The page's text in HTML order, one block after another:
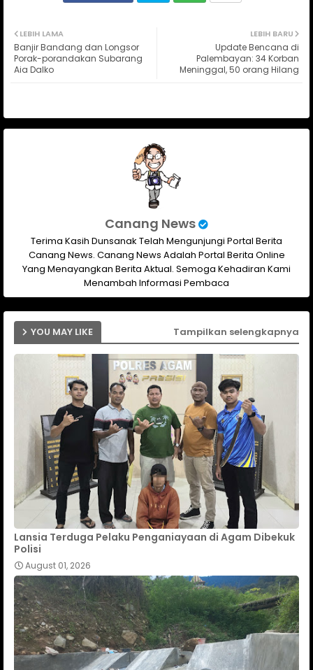
LEBIH BARU
Update Bencana di
Palembayan: 34 Korban
Meninggal, 50 orang Hilang
LEBIH LAMA
Banjir Bandang dan Longsor
Porak-porandakan Subarang
Aia Dalko
Canang News
Terima Kasih Dunsanak Telah Mengunjungi Portal Berita
Canang News. Canang News Adalah Portal Berita Online
Yang Menayangkan Berita Aktual. Semoga Kehadiran Kami
Menambah Informasi Pembaca
YOU MAY LIKE Tampilkan selengkapnya
Lansia Terduga Pelaku Penganiayaan di Agam Dibekuk
Polisi
August 01, 2026